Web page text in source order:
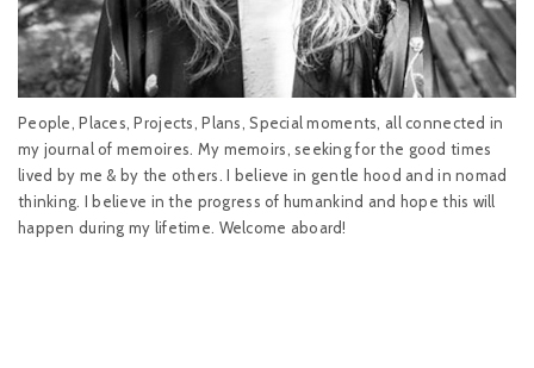
People, Places, Projects, Plans, Special moments, all connected in
my journal of memoires. My memoirs, seeking for the good times
lived by me & by the others. I believe in gentle hood and in nomad
thinking. I believe in the progress of humankind and hope this will
happen during my lifetime. Welcome aboard!